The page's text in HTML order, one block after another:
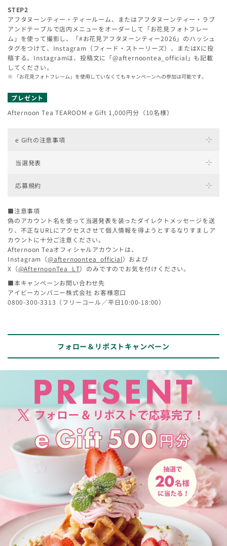
STEP2
アフタヌーンティー・ティールーム、またはアフタヌーンティー・ラブ
アンドテーブルで店内メニューをオーダーして「お花見フォトフレー
ム」を使って撮影し、「#お花見アフタヌーンティー2026」のハッシュ
タグをつけて、Instagram（フィード・ストーリーズ）、またはXに投
稿する。Instagramは、投稿文に「@afternoontea_official」も記載
してください。
「お花見フォトフレーム」を使用していなくてもキャンペーンへの参加は可能です。
プレゼント
Afternoon Tea TEAROOM e Gift 1,000円分（10名様）
e Giftの注意事項
e Giftは、アフタヌーンティー・ティールーム（一部店舗を除
のどちらにもご利用いただけるデジタルチケットです。
【e Gift 利用可能店舗】
アフタヌーンティー・ティールーム 各店舗
（※ただし、伊勢丹立川店、伊勢丹浦和店、静岡伊勢丹、福岡三越、アフタヌーンテ
ィー札幌三越は除く）
アフタヌーンティー・ラブアンドテーブル 全店舗
そのほか、サービスの詳しい内容はこちら ＞
当選発表
厳正なる抽選の上、当選者の方のみに、Afternoon Teaオフィシ
Afternoon TeaオフィシャルXアカウント
（@AfternoonTea_LT）より、InstagramまたはXのダイレクト
メッセージにてご連絡いたします（5月中旬頃予定）。
なお、ダイレクトメッセージによる当選連絡の受信は、
Afternoon Tea オフィシャルInstagramアカウント
（ @afternoontea_official
）またはAfternoonTeaオフィシャル
Xアカウント（@AfternoonTea_LT）のフォローが必要となりま
応募規約
「#お花見アフタヌーンティー2026」（以下「本キャンペーン」といいます）へ
のご応募は、ご自身のInstagram、またはXアカウントをお持ちで、以下の応募規
約（以下「応募規約」といいます）を遵守いただける方に限らせていただきま
す。なお、本キャンペーンへのご応募をもって、応募規約にご同意いただいたも
のとみなします。
お一人様何度でもご応募できます。但し、当選は、お一人様１回とさせていただ
きます。
応募締切後、厳正な抽選を行った上で、当選者を決定いたします。
当選者の発表は、本キャンペーン期間終了後にAfternoon Teaオフィシャルの
Instagram（
@afternoontea_official）またはX（
ダイレクトメッセージにて、当選者のみにご連絡をいたします。当該アカウント
を必ずフォローしていただきますようお願いいたします。
ご応募の際にかかる通信料は、応募者の負担となります。
ご応募いただく写真については、応募者本人が撮影・制作し全ての著作権を有し
人物の映っている写真、他人のプライバシーを侵害する写真を含
む、著作権・商標権・肖像権その他第三者の権利を侵害する写真
を投稿する行為
第三者や他社（その製品を含む）を誹謗中傷する表現、差別的な
表現、嫌悪感を抱く可能性のある表現、その他公序良俗に反する
表現を投稿する行為
広告、宣伝、営業活動、特定の思想、宗教への勧誘、またはそれ
らに類する内容を投稿する行為
その他、当社が不適切であると判断する行為
ご応募いただく写真について、第三者からの苦情や異議申し立て等の紛争が生じ
た場合、応募者は自らの責任と費用により当該紛争を解決するものとし、当社は
当該紛争に一切関知せず、また一切の責任を負いません。
本キャンペーンはInstagramまたはXが支援、承認、運営、関与するものではあり
ません。
抽選に関するお問い合わせにはお答えできません。
本キャンペーンは予告なく変更または中止する場合がございます。なお、変更ま
たは中止により応募者、当選者または第三者に損害が生じた場合であっても、当
■注意事項
偽のアカウント名を使って当選発表を装ったダイレクトメッセージを送
り、不正なURLにアクセスさせて個人情報を得ようとするなりすましア
カウントに十分ご注意ください。
Afternoon Teaオフィシャルアカウントは、
Instagram（@afternoontea_official）および
X（@AfternoonTea_LT）のみですのでお気を付けください。
■本キャンペーンお問い合わせ先
アイビーカンパニー株式会社 お客様窓口
0800-300-3313（フリーコール／平日10:00-18:00）
フォロー＆リポストキャンペーン